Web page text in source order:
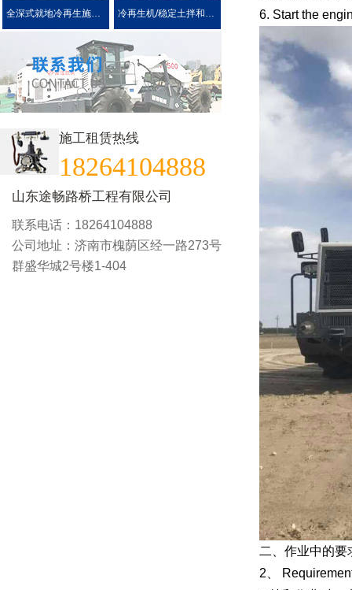
全深式就地冷再生施工中所使用的机械设施设备 冷再生机/稳定土拌和机主要用于哪些作业?
施工租赁热线
18264104888
山东途畅路桥工程有限公司
联系电话：18264104888
公司地址：济南市槐荫区经一路273号
群盛华城2号楼1-404
6. Start the
二、作业中的要
2、